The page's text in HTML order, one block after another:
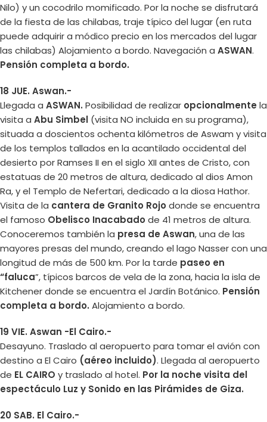
Nilo) y un cocodrilo momificado. Por la noche se disfrutará
de la fiesta de las chilabas, traje típico del lugar (en ruta
puede adquirir a módico precio en los mercados del lugar
las chilabas) Alojamiento a bordo. Navegación a ASWAN.
Pensión completa a bordo.
18 JUE. Aswan.-
Llegada a ASWAN. Posibilidad de realizar opcionalmente la
visita a Abu Simbel (visita NO incluida en su programa),
situada a doscientos ochenta kilómetros de Aswam y visita
de los templos tallados en la acantilado occidental del
desierto por Ramses II en el siglo XII antes de Cristo, con
estatuas de 20 metros de altura, dedicado al dios Amon
Ra, y el Templo de Nefertari, dedicado a la diosa Hathor.
Visita de la cantera de Granito Rojo donde se encuentra
el famoso Obelisco Inacabado de 41 metros de altura.
Conoceremos también la presa de Aswan, una de las
mayores presas del mundo, creando el lago Nasser con una
longitud de más de 500 km. Por la tarde paseo en
“faluca”, típicos barcos de vela de la zona, hacia la isla de
Kitchener donde se encuentra el Jardín Botánico. Pensión
completa a bordo. Alojamiento a bordo.
19 VIE. Aswan -El Cairo.-
Desayuno. Traslado al aeropuerto para tomar el avión con
destino a El Cairo (aéreo incluido). Llegada al aeropuerto
de EL CAIRO y traslado al hotel. Por la noche visita del
espectáculo Luz y Sonido en las Pirámides de Giza.
20 SAB. El Cairo.-